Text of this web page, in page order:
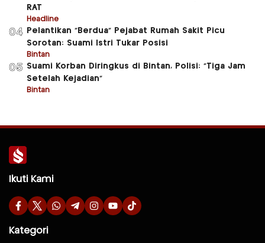
RAT
Headline
04
Pelantikan “Berdua” Pejabat Rumah Sakit Picu
Sorotan: Suami Istri Tukar Posisi
Bintan
05 Suami Korban Diringkus di Bintan, Polisi: “Tiga Jam
Setelah Kejadian”
Bintan
Ikuti Kami
Kategori